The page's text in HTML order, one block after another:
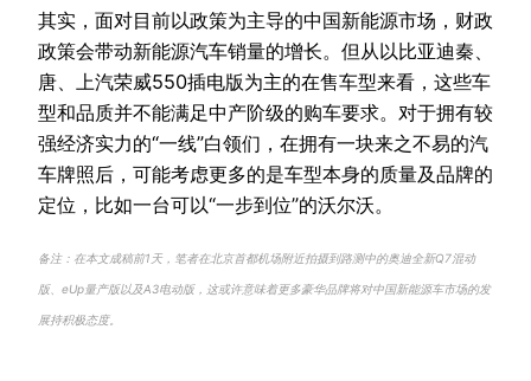
其实，面对目前以政策为主导的中国新能源市场，财政
政策会带动新能源汽车销量的增长。但从以比亚迪秦、
唐、上汽荣威550插电版为主的在售车型来看，这些车
型和品质并不能满足中产阶级的购车要求。对于拥有较
强经济实力的“一线”白领们，在拥有一块来之不易的汽
车牌照后，可能考虑更多的是车型本身的质量及品牌的
定位，比如一台可以“一步到位”的沃尔沃。
备注：在本文成稿前1天，笔者在北京首都机场附近拍摄到路测中的奥迪全新Q7混动
版、eUp量产版以及A3电动版，这或许意味着更多豪华品牌将对中国新能源车市场的发
展持积极态度。